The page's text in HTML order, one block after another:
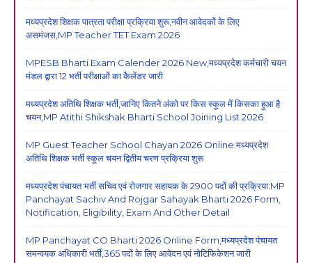
मध्यप्रदेश शिक्षक पात्रता परीक्षा प्रक्रिया शुरू,नवीन आवेदकों के लिए
असमंजस,MP Teacher TET Exam 2026
MPESB Bharti Exam Calender 2026 New,मध्यप्रदेश कर्मचारी चयन
मंडल द्वारा 12 भर्ती परीक्षाओं का कैलेंडर जारी
मध्यप्रदेश अतिथि शिक्षक भर्ती,जानिए कितने अंको पर किस स्कूल में किसका हुआ है
चयन,MP Atithi Shikshak Bharti School Joining List 2026
MP Guest Teacher School Chayan 2026 Online:मध्यप्रदेश
अतिथि शिक्षक भर्ती स्कूल चयन द्वितीय चरण प्रक्रिया शुरू
मध्यप्रदेश पंचायत भर्ती सचिव एवं रोजगार सहायक के 2900 पदों की प्रक्रिया:MP
Panchayat Sachiv And Rojgar Sahayak Bharti 2026 Form,
Notification, Eligibility, Exam And Other Detail
MP Panchayat CO Bharti 2026 Online Form,मध्यप्रदेश पंचायत
समन्वयक अधिकारी भर्ती,365 पदों के लिए आवेदन एवं नोटिफिकेशन जारी